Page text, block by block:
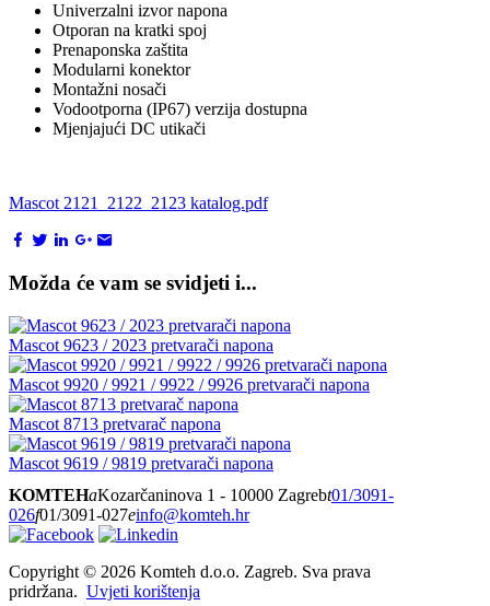
Univerzalni izvor napona
Otporan na kratki spoj
Prenaponska zaštita
Modularni konektor
Montažni nosači
Vodootporna (IP67) verzija dostupna
Mjenjajući DC utikači
Mascot 2121_2122_2123 katalog.pdf
Možda će vam se svidjeti i...
Mascot 9623 / 2023 pretvarači napona
Mascot 9920 / 9921 / 9922 / 9926 pretvarači napona
Mascot 8713 pretvarač napona
Mascot 9619 / 9819 pretvarači napona
KOMTEHaKozarčaninova 1 - 10000 Zagrebt01/3091-
026f01/3091-027einfo@komteh.hr
Copyright © 2026 Komteh d.o.o. Zagreb. Sva prava
pridržana. Uvjeti korištenja